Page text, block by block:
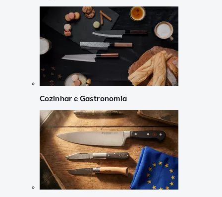
Cozinhar e Gastronomia